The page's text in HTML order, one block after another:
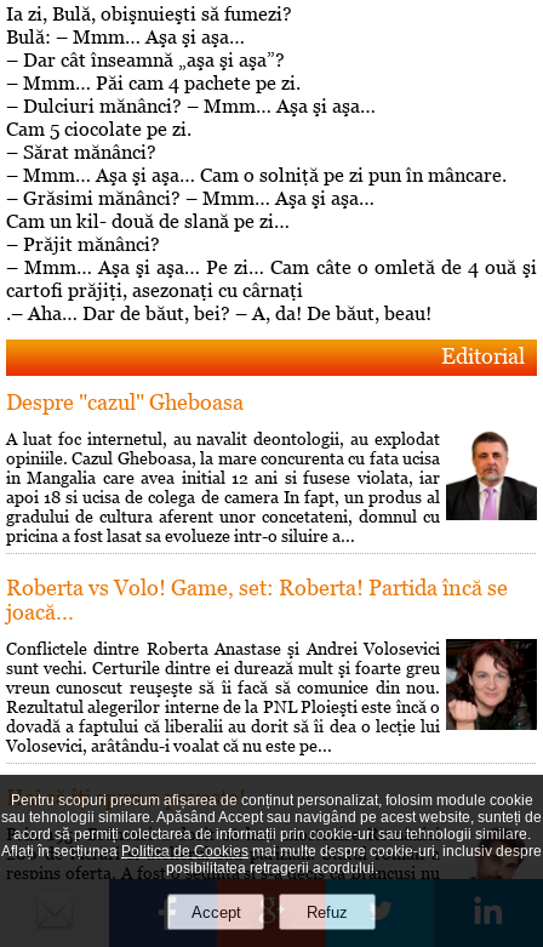
Ia zi, Bulă, obişnuieşti să fumezi?
Bulă: – Mmm… Aşa şi aşa…
– Dar cât înseamnă „aşa şi aşa”?
– Mmm… Păi cam 4 pachete pe zi.
– Dulciuri mănânci? – Mmm… Aşa şi aşa…
Cam 5 ciocolate pe zi.
– Sărat mănânci?
– Mmm… Aşa şi aşa… Cam o solniţă pe zi pun în mâncare.
– Grăsimi mănânci? – Mmm… Aşa şi aşa…
Cam un kil- două de slană pe zi…
– Prăjit mănânci?
– Mmm… Aşa şi aşa… Pe zi… Cam câte o omletă de 4 ouă şi
cartofi prăjiţi, asezonaţi cu cârnaţi
.– Aha… Dar de băut, bei? – A, da! De băut, beau!
Editorial
Despre "cazul" Gheboasa
A luat foc internetul, au navalit deontologii, au explodat
opiniile. Cazul Gheboasa, la mare concurenta cu fata ucisa
in Mangalia care avea initial 12 ani si fusese violata, iar
apoi 18 si ucisa de colega de camera In fapt, un produs al
gradului de cultura aferent unor concetateni, domnul cu
pricina a fost lasat sa evolueze intr-o siluire a...
Roberta vs Volo! Game, set: Roberta! Partida încă se
joacă...
Conflictele dintre Roberta Anastase şi Andrei Volosevici
sunt vechi. Certurile dintre ei durează mult şi foarte greu
vreun cunoscut reuşeşte să îi facă să comunice din nou.
Rezultatul alegerilor interne de la PNL Ploieşti este încă o
dovadă a faptului că liberalii au dorit să îi dea o lecţie lui
Volosevici, arâtându-i voalat că nu este pe...
Hai să îţi spun o poveste!
Prin 1951 Brâncusi a dorit să lase mostenire României
200 de lucrări si atelierul său parizian. Statul român a
respins oferta. A fost o sedinţă si s-a decis că Brâncusi nu
poate fi considerat un creator în sculptură pentru că
"speculează prin mijloace bizare gusturile morbide ale
societăţii burgheze". Cei care au hotărât asta au fost...
Pentru scopuri precum afișarea de conținut personalizat, folosim module cookie
sau tehnologii similare. Apăsând Accept sau navigând pe acest website, sunteți de
acord să permiți colectarea de informații prin cookie-uri sau tehnologii similare.
Aflați în secțiunea Politica de Cookiesmai multe despre cookie-uri, inclusiv despre
posibilitatea retragerii acordului.